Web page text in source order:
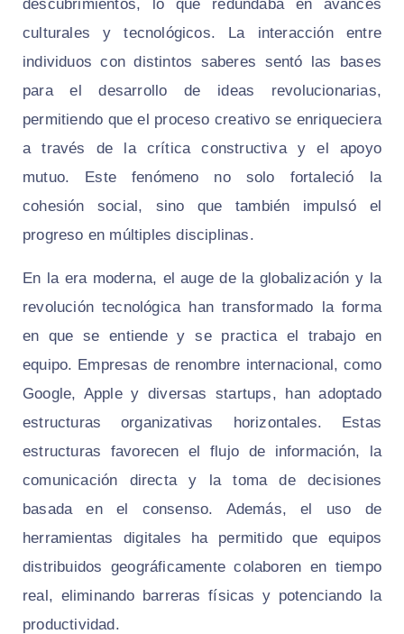
descubrimientos, lo que redundaba en avances
culturales y tecnológicos. La interacción entre
individuos con distintos saberes sentó las bases
para el desarrollo de ideas revolucionarias,
permitiendo que el proceso creativo se enriqueciera
a través de la crítica constructiva y el apoyo
mutuo. Este fenómeno no solo fortaleció la
cohesión social, sino que también impulsó el
progreso en múltiples disciplinas.
En la era moderna, el auge de la globalización y la
revolución tecnológica han transformado la forma
en que se entiende y se practica el trabajo en
equipo. Empresas de renombre internacional, como
Google, Apple y diversas startups, han adoptado
estructuras organizativas horizontales. Estas
estructuras favorecen el flujo de información, la
comunicación directa y la toma de decisiones
basada en el consenso. Además, el uso de
herramientas digitales ha permitido que equipos
distribuidos geográficamente colaboren en tiempo
real, eliminando barreras físicas y potenciando la
productividad.